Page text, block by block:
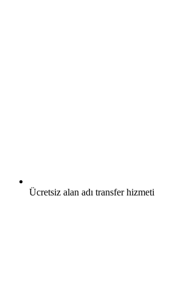
Ücretsiz alan adı transfer hizmeti